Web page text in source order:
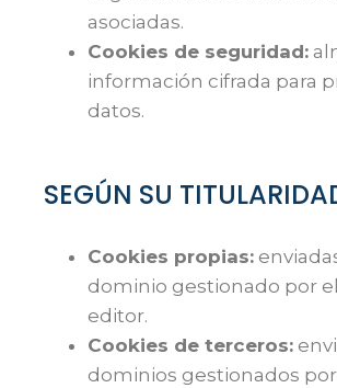
asociadas.
Cookies de seguridad:
información cifrada para
datos.
SEGÚN SU
Cookies propias:
dominio gestionado por
editor.
Cookies de terceros:
dominios gestionados